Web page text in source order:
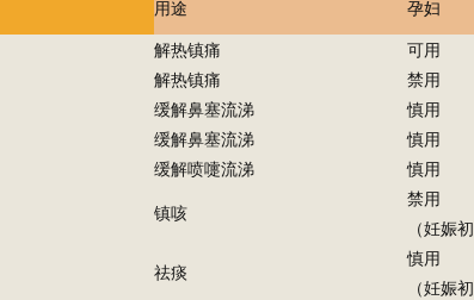
用途 孕妇
解热镇痛
可用
解热镇痛
禁用
缓解鼻塞流涕
慎用
缓解鼻塞流涕
慎用
缓解喷嚏流涕 慎用
镇咳
禁用
（妊娠初
祛痰
慎用
（妊娠初